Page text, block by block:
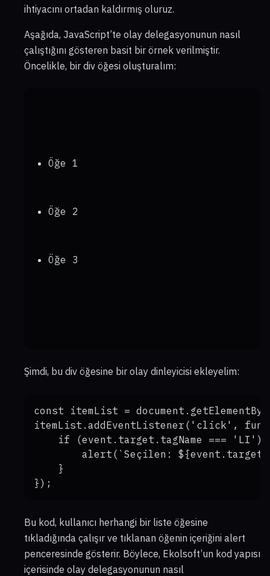
ihtiyacını ortadan kaldırmış oluruz.
Aşağıda, JavaScript’te olay delegasyonunun nasıl
çalıştığını gösteren basit bir örnek verilmiştir.
Öncelikle, bir div öğesi oluşturalım:
Öğe 1
Öğe 2
Öğe 3
Şimdi, bu div öğesine bir olay dinleyicisi ekleyelim:
const itemList =
itemList.addEventListener('click',
if (event.target.tagName === 'LI')
alert(`Seçilen:
    }
Bu kod, kullanıcı herhangi bir liste öğesine
tıkladığında çalışır ve tıklanan öğenin içeriğini alert
penceresinde gösterir. Böylece, Ekolsoft’un kod yapısı
içerisinde olay delegasyonunun nasıl